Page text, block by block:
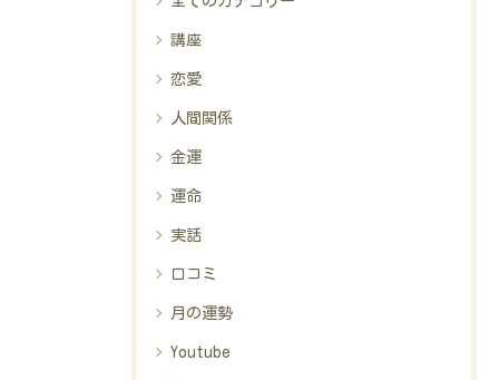
講座
恋愛
人間関係
金運
運命
実話
口コミ
月の運勢
Youtube